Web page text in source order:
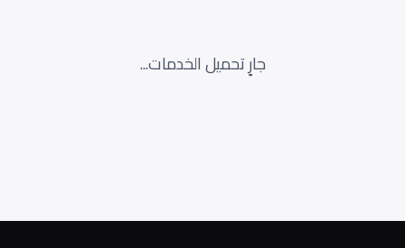
جارٍ تحميل الخدمات...